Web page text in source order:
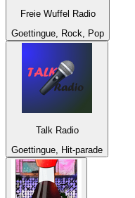
Freie Wuffel Radio
Goettingue, Rock, Pop
Talk Radio
Goettingue, Hit-parade